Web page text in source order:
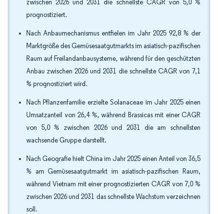
zwischen 2026 und 2031 die schnellste CAGR von 5,0 %
prognostiziert.
Nach Anbaumechanismus entfielen im Jahr 2025 92,8 % der
Marktgröße des Gemüsesaatgutmarkts im asiatisch-pazifischen
Raum auf Freilandanbausysteme, während für den geschützten
Anbau zwischen 2026 und 2031 die schnellste CAGR von 7,1
% prognostiziert wird.
Nach Pflanzenfamilie erzielte Solanaceae im Jahr 2025 einen
Umsatzanteil von 26,4 %, während Brassicas mit einer CAGR
von 5,0 % zwischen 2026 und 2031 die am schnellsten
wachsende Gruppe darstellt.
Nach Geografie hielt China im Jahr 2025 einen Anteil von 36,5
% am Gemüsesaatgutmarkt im asiatisch-pazifischen Raum,
während Vietnam mit einer prognostizierten CAGR von 7,0 %
zwischen 2026 und 2031 das schnellste Wachstum verzeichnen
soll.